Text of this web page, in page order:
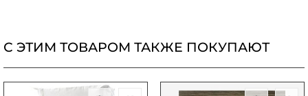
С ЭТИМ ТОВАРОМ ТАКЖЕ ПОКУПАЮТ